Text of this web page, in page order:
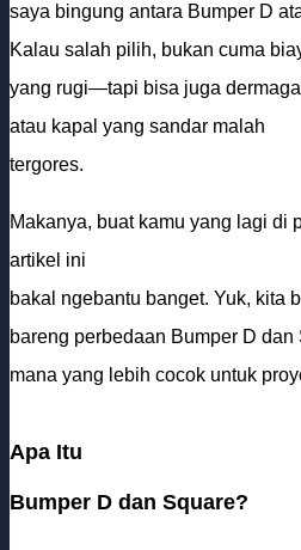
saya bingung antara Bumper D
Kalau salah pilih, bukan cuma
yang rugi—tapi bisa juga
atau kapal yang sandar malah
tergores.
Makanya, buat kamu yang lagi di
artikel ini
bakal ngebantu banget. Yuk, kita
bareng perbedaan Bumper D dan
mana yang lebih cocok untuk
Apa Itu
Bumper D dan Square?